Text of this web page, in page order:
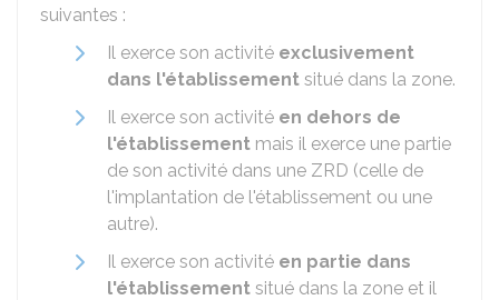
suivantes :
Il exerce son activité exclusivement
dans l'établissement situé dans la zone.
Il exerce son activité en dehors de
l'établissement mais il exerce une partie
de son activité dans une ZRD (celle de
l'implantation de l'établissement ou une
autre).
Il exerce son activité en partie dans
l'établissement situé dans la zone et il